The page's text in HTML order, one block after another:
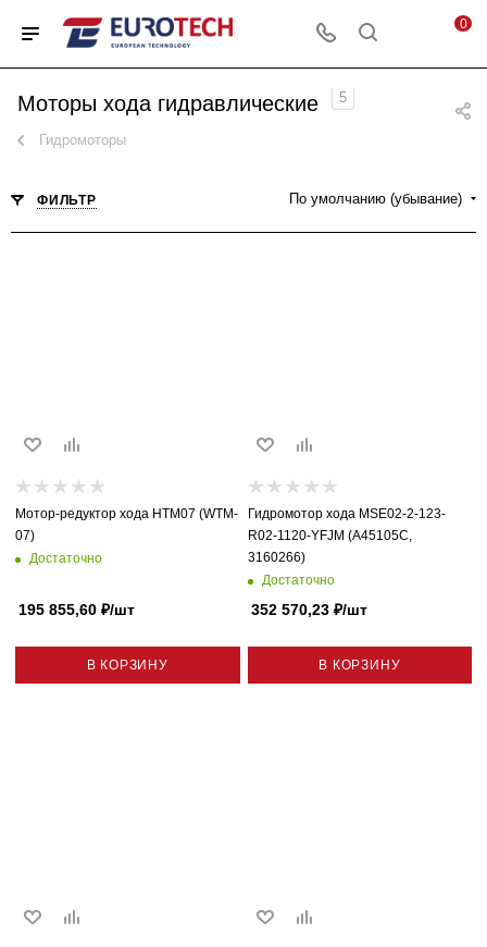
0
Моторы хода гидравлические 5
Гидромоторы
ФИЛЬТР По умолчанию (убывание)
Мотор-редуктор хода HTM07 (WTM-
07)
Достаточно
195 855,60 ₽/шт
В КОРЗИНУ
Гидромотор хода MSE02-2-123-
R02-1120-YFJM (A45105C,
3160266)
Достаточно
352 570,23₽/шт
В КОРЗИНУ